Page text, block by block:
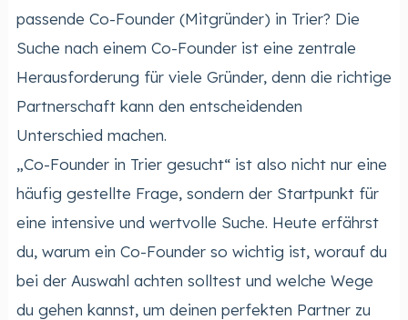
passende Co-Founder (Mitgründer) in Trier? Die
Suche nach einem Co-Founder ist eine zentrale
Herausforderung für viele Gründer, denn die richtige
Partnerschaft kann den entscheidenden
Unterschied machen.
„Co-Founder in Trier gesucht“ ist also nicht nur eine
häufig gestellte Frage, sondern der Startpunkt für
eine intensive und wertvolle Suche. Heute erfährst
du, warum ein Co-Founder so wichtig ist, worauf du
bei der Auswahl achten solltest und welche Wege
du gehen kannst, um deinen perfekten Partner zu